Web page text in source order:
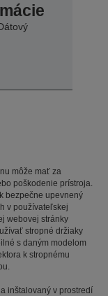
môže mať za
poškodenie prístroja.
bezpečne upevnený
v používateľskej
webovej stránky
stropné držiaky
s daným modelom
k stropnému
inštalovaný v prostredí